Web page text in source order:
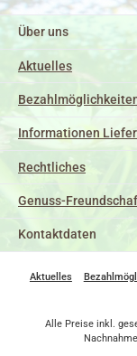
Über uns
Aktuelles
Informationen
Rechtliches
Genuss-
Kontaktdaten
Aktuelles
Alle Preise inkl.